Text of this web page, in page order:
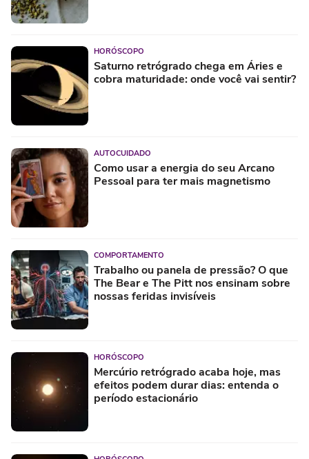
HORÓSCOPO
Saturno retrógrado chega em Áries e
cobra maturidade: onde você vai sentir?
AUTOCUIDADO
Como usar a energia do seu Arcano
Pessoal para ter mais magnetismo
COMPORTAMENTO
Trabalho ou panela de pressão? O que
The Bear e The Pitt nos ensinam sobre
nossas feridas invisíveis
HORÓSCOPO
Mercúrio retrógrado acaba hoje, mas
efeitos podem durar dias: entenda o
período estacionário